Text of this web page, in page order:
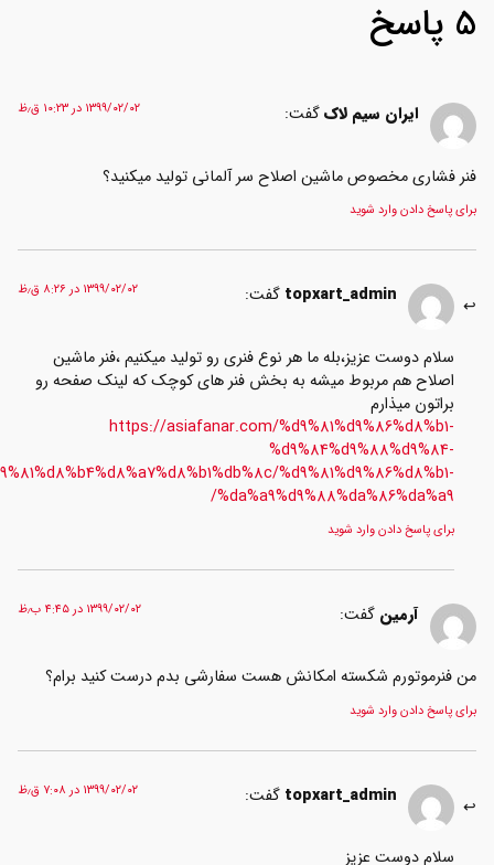
ایران سیم لاکگفت: ۱۳۹۹/۰۲/۰۲ در ۱۰:۲۳ ق٫ظ
فشاری مخصوص ماشین اصلاح سر آلمانی تولید میکنید؟
پاسخ دادن وارد شوید
topxart_adminگفت: ۱۳۹۹/۰۲/۰۲ در ۸:۲۶ ق٫ظ
سلام دوست عزیز،بله ما هر نوع فنری رو تولید میکنیم ،فنر ماشین
اصلاح هم مربوط میشه به بخش فنر های کوچک که لینک صفحه رو
براتون میذارم
https://asiafanar.com/%d9%81%d9%86%d8%b1-
%d9%84%d9%88%d9%84-
%d9%81%d8%b4%d8%a7%d8%b1%db%8c/%d9%81%d9%86%d8%b1-
%da%a9%d9%88%da%86%da%a9/
برای پاسخ دادن وارد شوید
آرمینگفت: ۱۳۹۹/۰۲/۰۲ در ۴:۴۵ ب٫ظ
فنرموتورم شکسته امکانش هست سفارشی بدم درست کنید برام؟
پاسخ دادن وارد شوید
topxart_adminگفت: ۱۳۹۹/۰۲/۰۲ در ۷:۰۸ ق٫ظ
سلام دوست عزیز